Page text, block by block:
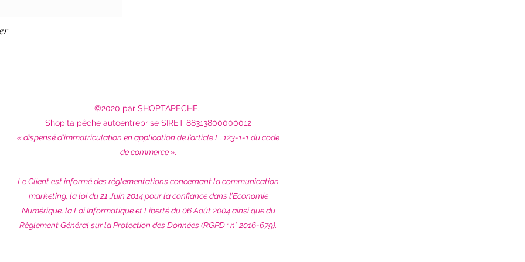
©2020 par SHOPTAPECHE.
Shop'ta pêche autoentreprise SIRET 88313800000012
« dispensé d’immatriculation en application de l’article L. 123-1-1 du code
de commerce ».
Le Client est informé des réglementations concernant la communication
marketing, la loi du 21 Juin 2014 pour la confiance dans l’Economie
Numérique, la Loi Informatique et Liberté du 06 Août 2004 ainsi que du
Règlement Général sur la Protection des Données (RGPD : n° 2016-679).